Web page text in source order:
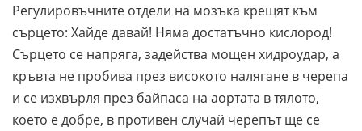
Регулировъчните отдели на мозъка крещят към
сърцето: Хайде давай! Няма достатъчно кислород!
Сърцето се напряга, задейства мощен хидроудар, а
кръвта не пробива през високото налягане в черепа
и се изхвърля през байпаса на аортата в тялото,
което е добре, в противен случай черепът ще се